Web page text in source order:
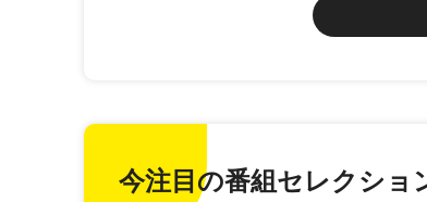
今注目の番組セレクショ